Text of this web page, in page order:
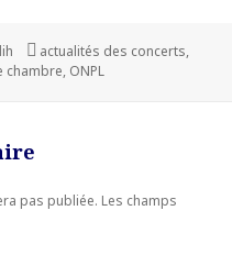
Catégories
actualités des concerts,
chambre, ONPL
pas publiée. Les champs